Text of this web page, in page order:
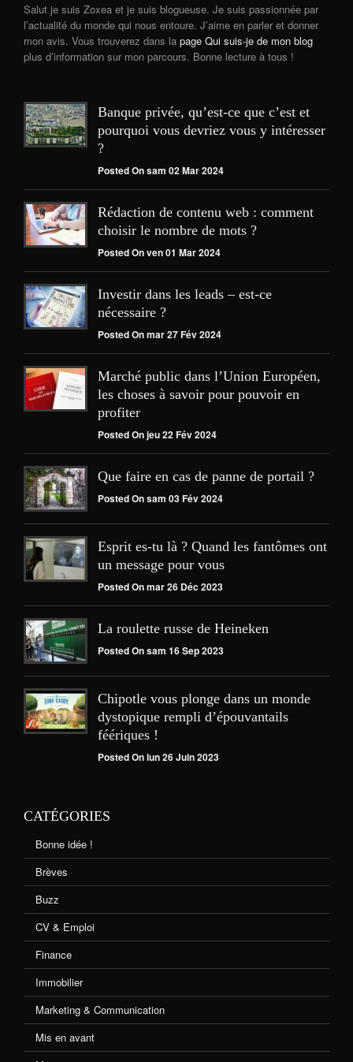
Salut je suis Zoxea et je suis blogueuse. Je suis passionnée par
l’actualité du monde qui nous entoure. J’aime en parler et donner
mon avis. Vous trouverez dans la page Qui suis-je de mon blog
plus d’information sur mon parcours. Bonne lecture à tous !
Banque privée, qu’est-ce que c’est et
pourquoi vous devriez vous y intéresser
?
Posted On sam 02 Mar 2024
Rédaction de contenu web : comment
choisir le nombre de mots ?
Posted On ven 01 Mar 2024
Investir dans les leads – est-ce
nécessaire ?
Posted On mar 27 Fév 2024
Marché public dans l’Union Européen,
les choses à savoir pour pouvoir en
profiter
Posted On jeu 22 Fév 2024
Que faire en cas de panne de portail ?
Posted On sam 03 Fév 2024
Esprit es-tu là ? Quand les fantômes ont
un message pour vous
Posted On mar 26 Déc 2023
La roulette russe de Heineken
Posted On sam 16 Sep 2023
Chipotle vous plonge dans un monde
dystopique rempli d’épouvantails
féériques !
Posted On lun 26 Juin 2023
CATÉGORIES
Bonne idée !
Brèves
Buzz
CV & Emploi
Finance
Immobilier
Marketing & Communication
Mis en avant